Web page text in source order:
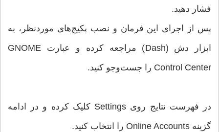
فشار دهید.
پس از اجرای این فرمان و نصب پکیج‌های موردنظر، به
ابزار دش (Dash) مراجعه کرده و عبارت GNOME
Control Center را جست‌وجو کنید.
در فهرست نتایج روی Settings کلیک کرده و در ادامه
گزینه Online Accounts را انتخاب کنید.